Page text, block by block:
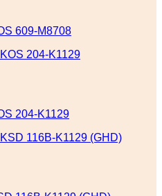
609-M8708
204-K1129